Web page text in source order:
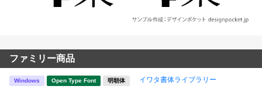
ファミリー商品
Windows Open Type Font 明朝体 イワタ書体ライブラリー